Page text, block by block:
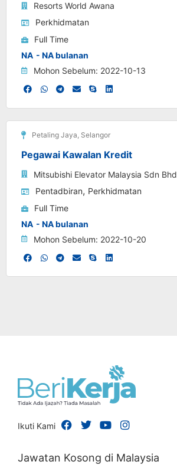
Resorts World Awana
Perkhidmatan
Full Time
NA - NA bulanan
Mohon Sebelum: 2022-10-13
Petaling Jaya Selangor
Pegawai Kawalan Kredit
Mitsubishi Elevator Malaysia Sdn Bhd
Pentadbiran, Perkhidmatan
Full Time
NA - NA bulanan
Mohon Sebelum: 2022-10-20
Ikuti Kami
Jawatan Kosong di Malaysia